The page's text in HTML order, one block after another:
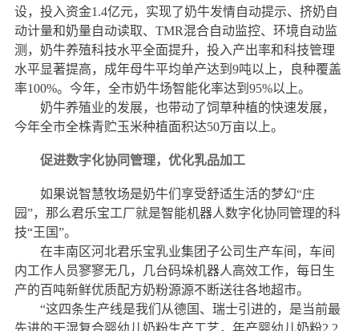
设，投入资金1.4亿元，实现了奶牛发情自动提示、挤奶自
动计量和奶量自动读取、TMR混合自动监控、环境自动监
测，奶牛养殖科技水平全面提升，投入产出率和科技管理
水平显著提高，成年母牛平均单产达到9吨以上，良种覆盖
率100%。今年，全市奶牛场智能化率达到95%以上。
奶牛养殖业的发展，也带动了饲草种植的快速发展，
今年全市全株青贮玉米种植面积达50万亩以上。
促进数字化协同管理，优化乳品加工
如果说智慧牧场是奶牛们享受舒适生活的梦幻“庄
园”，那么君乐宝工厂就是智能机器人数字化协同管理的科
技“王国”。
在丰南区河北君乐宝乳业集团子公司生产车间，车间
内工作人员寥寥无几，几台码垛机器人高效工作，每日生
产的百吨新鲜优质配方奶粉源源不断送往各地超市。
“这四条生产线是我们从德国、瑞士引进的，是当前最
先进的干湿复合婴幼儿奶粉生产工艺，年产婴幼儿奶粉2.2